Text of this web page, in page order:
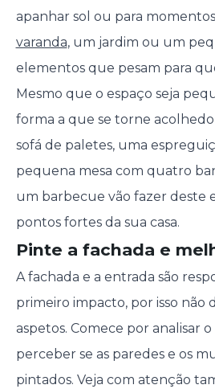
apanhar sol ou para
varanda, um jardim ou um
elementos que pesam para
Mesmo que o espaço seja
forma a que se torne
sofá de paletes, uma
pequena mesa com quatro
um barbecue vão fazer deste
pontos fortes da sua casa.
Pinte a fachada e
A fachada e a entrada são
primeiro impacto, por isso não
aspetos. Comece por analisar
perceber se as paredes e os
pintados. Veja com atenção